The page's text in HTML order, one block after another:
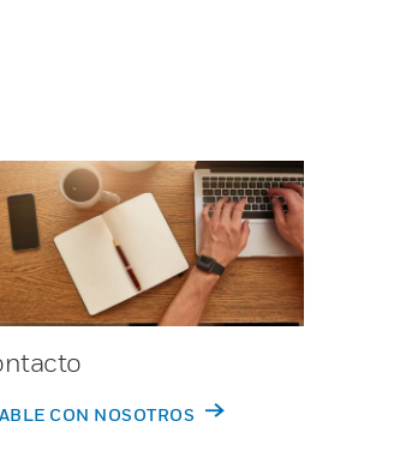
CON NOSOTROS